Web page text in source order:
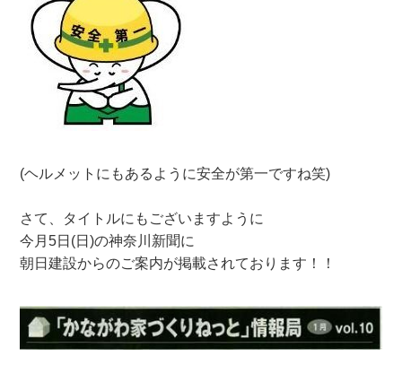
(ヘルメットにもあるように安全が第一ですね笑)
さて、タイトルにもございますように
今月5日(日)の神奈川新聞に
朝日建設からのご案内が掲載されております！！